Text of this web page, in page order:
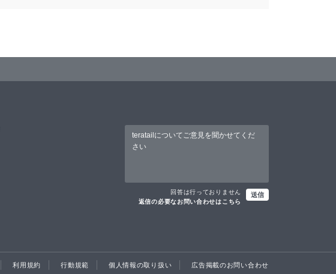
回答は行っておりません
返信の必要なお問い合わせはこちら
送信
利用規約 行動規範 個人情報の取り扱い 広告掲載のお問い合わせ